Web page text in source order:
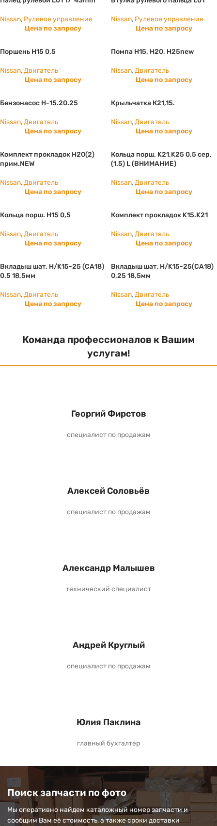
Nissan, Рулевое управление
Цена по запросу
Nissan, Рулевое управление
Цена по запросу
Поршень H15 0,5
Nissan,Двигатель
Цена по запросу
Помпа H15, Н20, Н25new
Nissan,Двигатель
Цена по запросу
Бензонасос H-15.20.25
Nissan,Двигатель
Цена по запросу
Крыльчатка К21,15.
Nissan,Двигатель
Цена по запросу
Комплект прокладок H20(2)
прим.NEW
Nissan,Двигатель
Цена по запросу
Кольца порш. K21,K25 0,5 сер.
(1.5) L (ВНИМАНИЕ)
Nissan,Двигатель
Цена по запросу
Кольца порш. H15 0,5
Nissan,Двигатель
Цена по запросу
Комплект прокладок K15.K21
Nissan,Двигатель
Цена по запросу
Вкладыш шат. Н/K15-25 (СА18)
0,5 18,5мм
Nissan,Двигатель
Цена по запросу
Вкладыш шат. Н/K15-25(СА18)
0,25 18,5мм
Nissan,Двигатель
Цена по запросу
Команда профессионалов к Вашим
услугам!
Георгий Фирстов
специалист по продажам
Алексей Соловьёв
специалист по продажам
Александр Малышев
технический специалист
Андрей Круглый
специалист по продажам
Юлия Паклина
главный бухгалтер
Поиск запчасти по фото
Мы оперативно найдем каталожный номер запчасти и
сообщим Вам её стоимость, а также сроки доставки